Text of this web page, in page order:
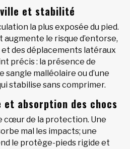
et stabilité
la plus exposée du pied.
le risque d’entorse,
des déplacements latéraux
précis : la présence de
sangle malléolaire ou d’une
stabilise sans comprimer.
et absorption des chocs
cœur de la protection. Une
mal les impacts; une
le protège-pieds rigide et